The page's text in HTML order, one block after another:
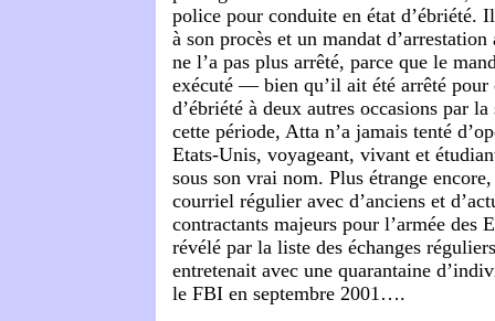
police pour conduite en état d’ébriété. Il
à son procès et un mandat
ne l’a pas plus arrêté, parce que le
exécuté — bien qu’il ait été arrêté pour
d’ébriété à deux autres occasions par
cette période, Atta n’a jamais tenté
Etats-Unis, voyageant, vivant et
sous son vrai nom. Plus étrange
courriel régulier avec d’anciens et
contractants majeurs pour l’armée des
révélé par la liste des échanges
entretenait avec une quarantaine
le FBI en septembre 2001….